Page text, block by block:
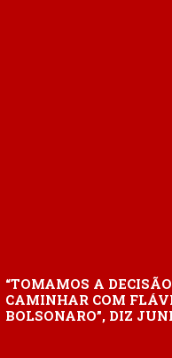
“TOMAMOS A
CAMINHAR COM
BOLSONARO”, DIZ